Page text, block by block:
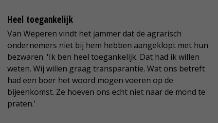
Heel toegankelijk
Van Weperen vindt het jammer dat de agrarisch
ondernemers niet bij hem hebben aangeklopt met hun
bezwaren. 'Ik ben heel toegankelijk. Dat had ik willen
weten. Wij willen graag transparantie. Wat ons betreft
had een boer het woord mogen voeren op de
bijeenkomst. Ze hoeven ons echt niet naar de mond te
praten.'